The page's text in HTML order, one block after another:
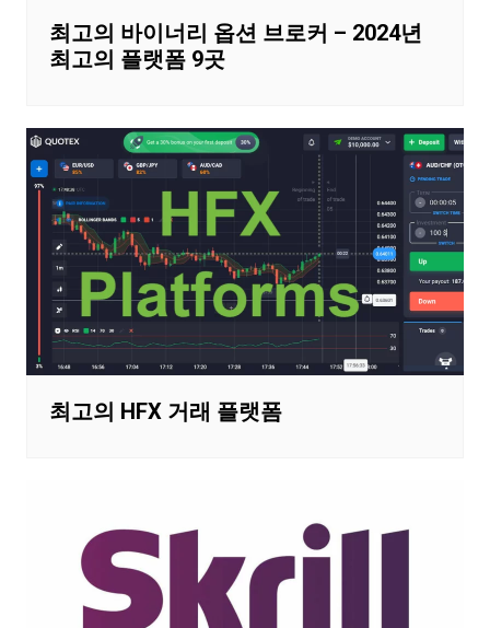
게
이
최고의 바이너리 옵션 브로커 – 2024년
최고의 플랫폼 9곳
최고의 HFX 거래 플랫폼